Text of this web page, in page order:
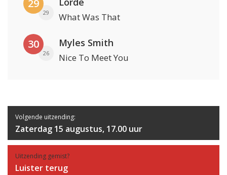
29
29 What Was That
30
26
Myles Smith
Nice To Meet You
Volgende uitzending:
Zaterdag 15 augustus, 17.00 uur
Uitzending gemist?
Luister terug